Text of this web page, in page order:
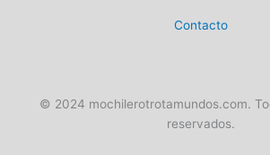
Contacto
© 2024 mochilerotrotamundos.com.
reservados.